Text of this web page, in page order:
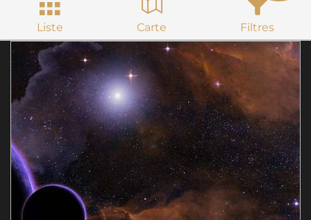
Liste Carte Filtres